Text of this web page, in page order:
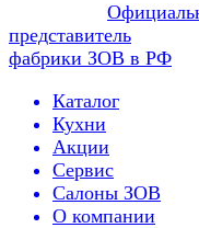
представитель
фабрики ЗОВ в РФ
Каталог
Кухни
Акции
Сервис
Салоны ЗОВ
О компании